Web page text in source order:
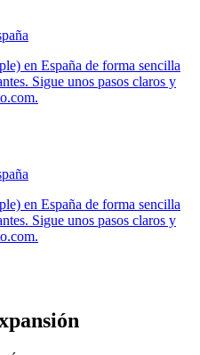
en España de forma sencilla
Sigue unos pasos claros y
en España de forma sencilla
Sigue unos pasos claros y